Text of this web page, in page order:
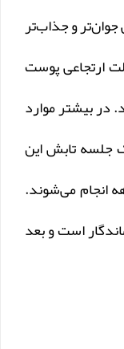
جوان‌تر و جذاب‌تر
ارتجاعی پوست
در بیشتر موارد
جلسه تابش این
می‌کند که با فاصله ۱ ماهه انجام می‌شوند.
جلسات ۳ تا ۵ سال ماندگار است و بعد